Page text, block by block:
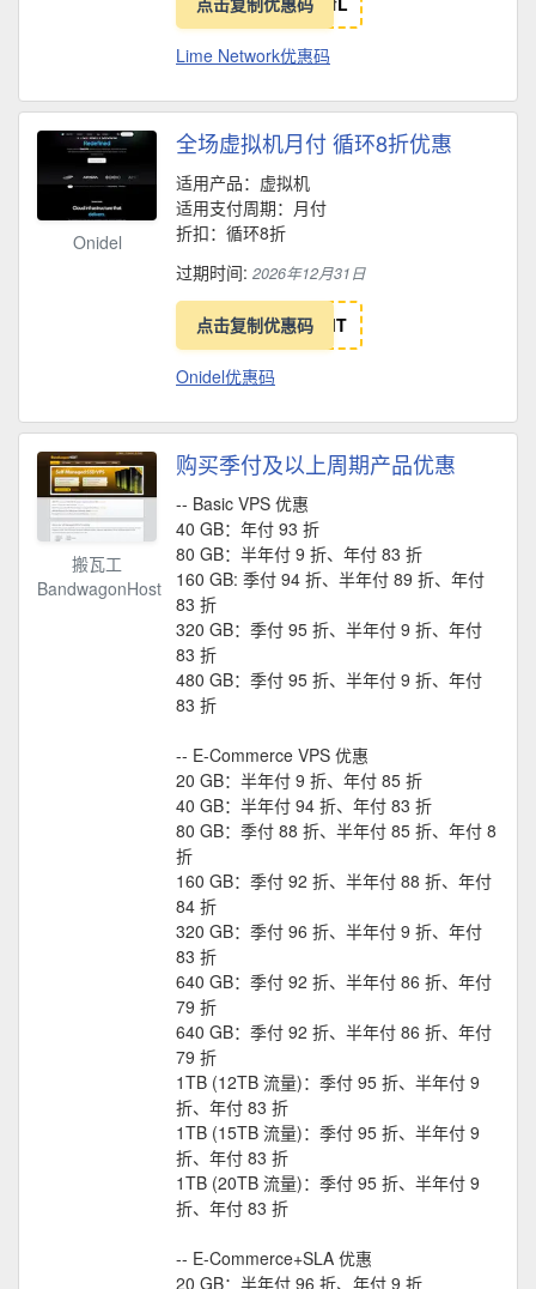
Lime Network优惠码
Onidel
全场虚拟机月付 循环8折优惠
适用产品：虚拟机
适用支付周期：月付
折扣：循环8折
过期时间: 2026年12月31日
点击复制优惠码 IT
Onidel优惠码
搬瓦工
BandwagonHost
购买季付及以上周期产品优惠
-- Basic VPS 优惠
40 GB：年付 93 折
80 GB：半年付 9 折、年付 83 折
160 GB: 季付 94 折、半年付 89 折、年付
83 折
320 GB：季付 95 折、半年付 9 折、年付
83 折
480 GB：季付 95 折、半年付 9 折、年付
83 折
-- E-Commerce VPS 优惠
20 GB：半年付 9 折、年付 85 折
40 GB：半年付 94 折、年付 83 折
80 GB：季付 88 折、半年付 85 折、年付 8
折
160 GB：季付 92 折、半年付 88 折、年付
84 折
320 GB：季付 96 折、半年付 9 折、年付
83 折
640 GB：季付 92 折、半年付 86 折、年付
79 折
640 GB：季付 92 折、半年付 86 折、年付
79 折
1TB (12TB 流量)：季付 95 折、半年付 9
折、年付 83 折
1TB (15TB 流量)：季付 95 折、半年付 9
折、年付 83 折
1TB (20TB 流量)：季付 95 折、半年付 9
折、年付 83 折
-- E-Commerce+SLA 优惠
20 GB：半年付 96 折、年付 9 折